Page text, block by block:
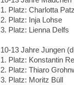
1. Platz: Charlotta
2. Platz: Inja Lohse
3. Platz: Lienna Delfs
10-13 Jahre Jungen
1. Platz: Konstantin
2. Platz: Thiaro
3. Platz: Moritz Büll